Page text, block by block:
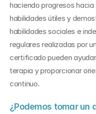
haciendo progresos
habilidades útiles y
habilidades sociales e
regulares realizadas por
certificado pueden
terapia y proporcionar
continuo.
¿Podemos tomar un